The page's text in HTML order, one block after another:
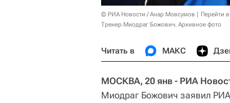
© РИА Новости / Анар Мовсумов
Перейти
Тренер Миодраг Божович. Архивное фото
Читать в МАКС
МОСКВА, 20 янв - РИА
Миодраг Божович заявил